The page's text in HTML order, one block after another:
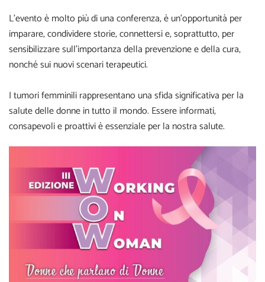
L’evento è molto più di una conferenza, è un’opportunità per
imparare, condividere storie, connettersi e, soprattutto, per
sensibilizzare sull’importanza della prevenzione e della cura,
nonché sui nuovi scenari terapeutici.
I tumori femminili rappresentano una sfida significativa per la
salute delle donne in tutto il mondo. Essere informati,
consapevoli e proattivi è essenziale per la nostra salute.